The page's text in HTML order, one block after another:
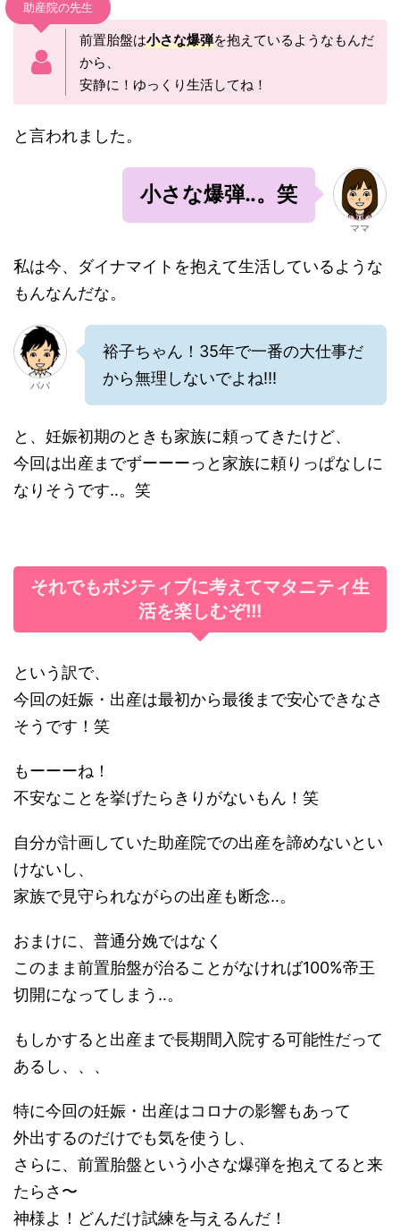
助産院の先生
前置胎盤は小さな爆弾を抱えているようなもんだ
から、
安静に！ゆっくり生活してね！
と言われました。
小さな爆弾‥。笑
ママ
私は今、ダイナマイトを抱えて生活しているような
もんなんだな。
パパ
裕子ちゃん！35年で一番の大仕事だ
から無理しないでよね!!!
と、妊娠初期のときも家族に頼ってきたけど、
今回は出産までずーーーっと家族に頼りっぱなしに
なりそうです‥。笑
それでもポジティブに考えてマタニティ生
活を楽しむぞ!!!
という訳で、
今回の妊娠・出産は最初から最後まで安心できなさ
そうです！笑
もーーーね！
不安なことを挙げたらきりがないもん！笑
自分が計画していた助産院での出産を諦めないとい
けないし、
家族で見守られながらの出産も断念‥。
おまけに、普通分娩ではなく
このまま前置胎盤が治ることがなければ100%帝王
切開になってしまう‥。
もしかすると出産まで長期間入院する可能性だって
あるし、、、
特に今回の妊娠・出産はコロナの影響もあって
外出するのだけでも気を使うし、
さらに、前置胎盤という小さな爆弾を抱えてると来
たらさ〜
神様よ！どんだけ試練を与えるんだ！